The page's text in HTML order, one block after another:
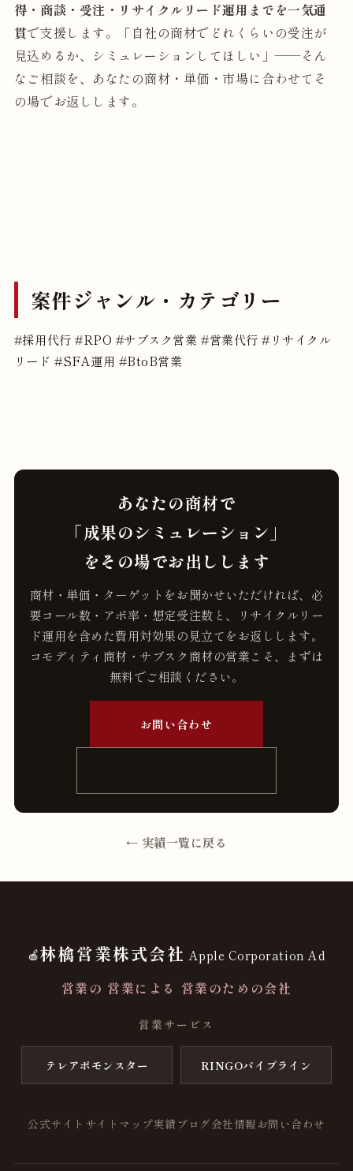
得・商談・受注・リサイクルリード運用までを一気通
貫で支援します。「自社の商材でどれくらいの受注が
見込めるか、シミュレーションしてほしい」——そん
なご相談を、あなたの商材・単価・市場に合わせてそ
の場でお返しします。
案件ジャンル・カテゴリー
#採用代行 #RPO #サブスク営業 #営業代行 #リサイクル
リード #SFA運用 #BtoB営業
あなたの商材で
「成果のシミュレーション」
をその場でお出しします
商材・単価・ターゲットをお聞かせいただければ、必
要コール数・アポ率・想定受注数と、リサイクルリー
ド運用を含めた費用対効果の見立てをお返しします。
コモディティ商材・サブスク商材の営業こそ、まずは
無料でご相談ください。
お問い合わせ
← 実績一覧に戻る
🍎林檎営業株式会社 Apple Corporation Ad
営業の 営業による 営業のための会社
営業サービス
テレアポモンスター RINGOパイプライン
公式サイト サイトマップ実績 ブログ会社情報 お問い合わせ